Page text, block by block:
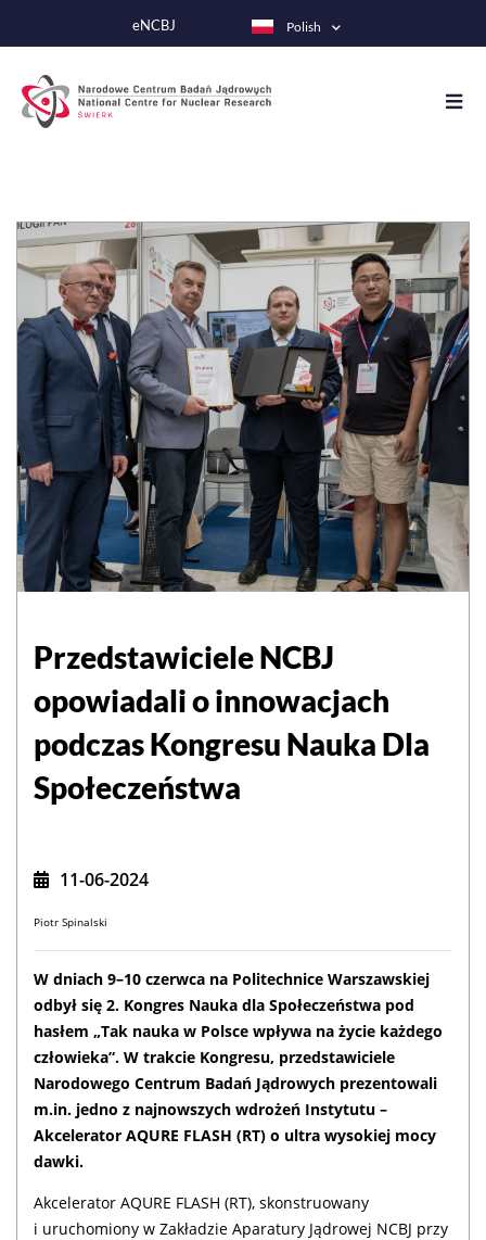
do
eNCBJ Polish
Przedstawiciele NCBJ
opowiadali o innowacjach
podczas Kongresu Nauka Dla
Społeczeństwa
11-06-2024
Piotr Spinalski
W dniach 9–10 czerwca na Politechnice Warszawskiej
odbył się 2. Kongres Nauka dla Społeczeństwa pod
hasłem „Tak nauka w Polsce wpływa na życie każdego
człowieka”. W trakcie Kongresu, przedstawiciele
Narodowego Centrum Badań Jądrowych prezentowali
m.in. jedno z najnowszych wdrożeń Instytutu –
Akcelerator AQURE FLASH (RT) o ultra wysokiej mocy
dawki.
Akcelerator AQURE FLASH (RT), skonstruowany
i uruchomiony w Zakładzie Aparatury Jądrowej NCBJ przy